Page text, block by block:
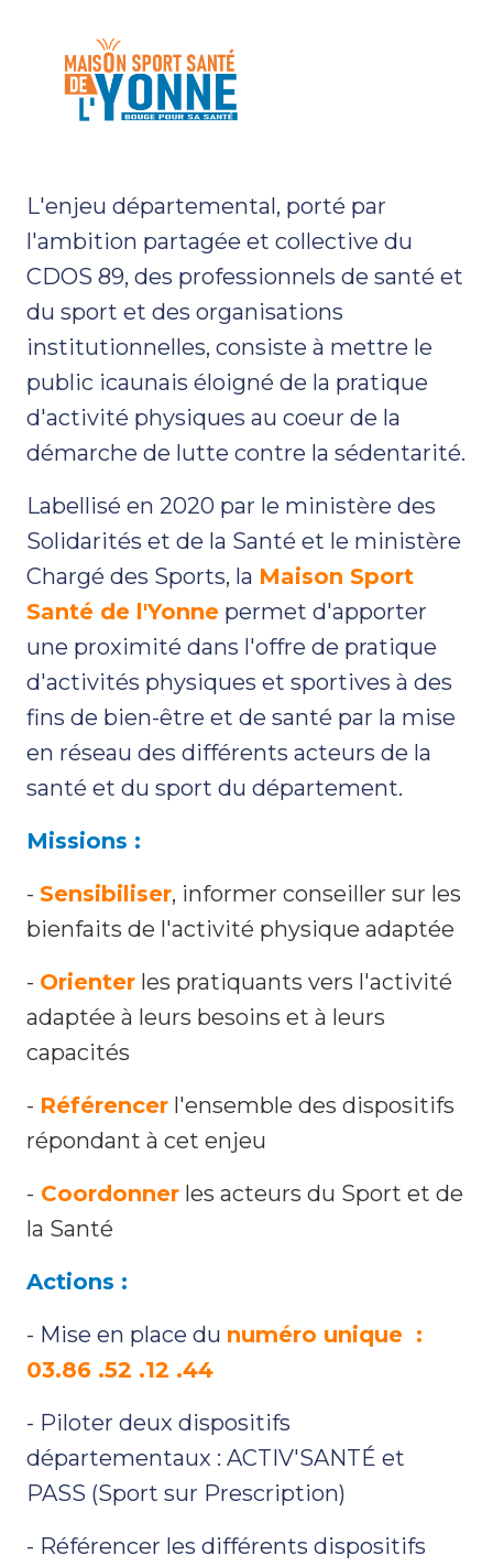
L'enjeu départemental, porté par
l'ambition partagée et collective du
CDOS 89, des professionnels de santé et
du sport et des organisations
institutionnelles, consiste à mettre le
public icaunais éloigné de la pratique
d'activité physiques au coeur de la
démarche de lutte contre la sédentarité.
Labellisé en 2020 par le ministère des
Solidarités et de la Santé et le ministère
Chargé des Sports, la Maison Sport
Santé de l'Yonne permet d'apporter
une proximité dans l'offre de pratique
d'activités physiques et sportives à des
fins de bien-être et de santé par la mise
en réseau des différents acteurs de la
santé et du sport du département.
Missions :
- Sensibiliser, informer conseiller sur les
bienfaits de l'activité physique adaptée
- Orienter les pratiquants vers l'activité
adaptée à leurs besoins et à leurs
capacités
- Référencer l'ensemble des dispositifs
répondant à cet enjeu
- Coordonner les acteurs du Sport et de
la Santé
Actions :
- Mise en place du numéro unique :
03.86 .52 .12 .44
- Piloter deux dispositifs
départementaux : ACTIV'SANTÉ et
PASS (Sport sur Prescription)
- Référencer les différents dispositifs